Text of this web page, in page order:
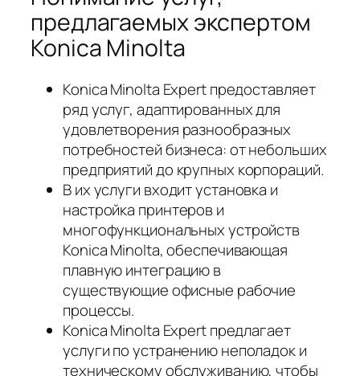
предлагаемых экспертом
Konica Minolta
Konica Minolta Expert предоставляет
ряд услуг, адаптированных для
удовлетворения разнообразных
потребностей бизнеса: от небольших
предприятий до крупных корпораций.
В их услуги входит установка и
настройка принтеров и
многофункциональных устройств
Konica Minolta, обеспечивающая
плавную интеграцию в
существующие офисные рабочие
процессы.
Konica Minolta Expert предлагает
услуги по устранению неполадок и
техническому обслуживанию, чтобы